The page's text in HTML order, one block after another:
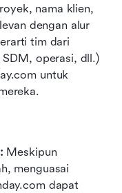
nama klien,
dengan alur
tim dari
operasi, dll.)
untuk
Meskipun
menguasai
dapat